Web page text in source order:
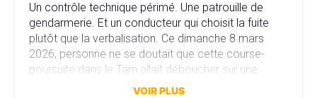
Un contrôle technique périmé. Une patrouille de
gendarmerie. Et un conducteur qui choisit la fuite
plutôt que la verbalisation. Ce dimanche 8 mars
2026, personne ne se doutait que cette course-
poursuite dans le Tarn allait déboucher sur une
affaire bien plus sérieuse que prévu. Fausse plaque
VOIR PLUS